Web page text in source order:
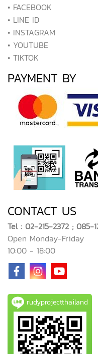
• FACEBOOK
• LINE ID
• INSTAGRAM
• YOUTUBE
• TIKTOK
PAYMENT BY
CONTACT US
Tel : 02-215-2372 ; 085-
Open Monday-Friday
10:00 - 18:00
rudyprojectthailand